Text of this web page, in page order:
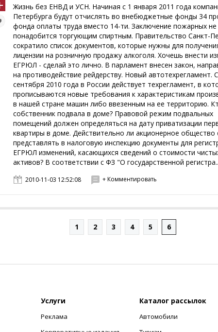
Жизнь без ЕНВД и УСН. Начиная с 1 января 2011 года
Петербурга будут отчислять во внебюджетные фонды 34
фонда оплаты труда вместо 14-ти. Заключение пожарных не
понадобится торгующим спиртным. Правительство Санкт-
сократило список документов, которые нужны для
лицензии на розничную продажу алкоголя. Хочешь внести
ЕГРЮЛ - сделай это лично. В парламент внесен закон,
на противодействие рейдерству. Новый автотехрегламент.
сентября 2010 года в России действует техрегламент, в
прописываются новые требования к характеристикам
в нашей стране машин либо ввезенным на ее территорию.
собственник подвала в доме? Правовой режим подвальных
помещений должен определяться на дату приватизации
квартиры в доме. Действительно ли акционерное общество
представлять в налоговую инспекцию документы для
ЕГРЮЛ изменений, касающихся сведений о стоимости
активов? В соответствии с ФЗ "О государственной
2010-11-03 12:52:08 + Комментировать
1 2 3 4 5 6
Услуги
Реклама
Каталог рассылок
Автомобили